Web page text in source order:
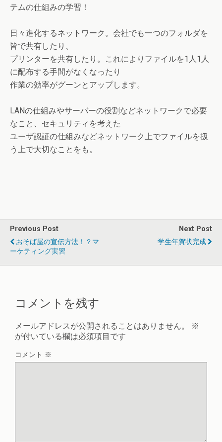
テムの仕組みの学習！
日々進化するネットワーク。会社でも一つのフォルダを
皆で共有したり、
プリンターを共有したり。これによりファイルを1人1人
に配布する手間がなくなったり
作業の効率がグーンとアップします。
LANの仕組みやサーバーの役割などネットワークで必要
なこと、セキュリティを考えた
ユーザ認証の仕組みなどネットワーク上でファイルを扱
う上で大切なことをも。
Previous Post
おそば屋の宣伝方法！？マ
ーケティング実習
Next Post
学生年賀状完成
コメントを残す
メールアドレスが公開されることはありません。
※
が付いている欄は必須項目です
コメント ※